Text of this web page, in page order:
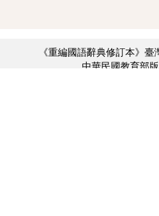
《重編國語辭典修訂本》臺
中華民國教育部